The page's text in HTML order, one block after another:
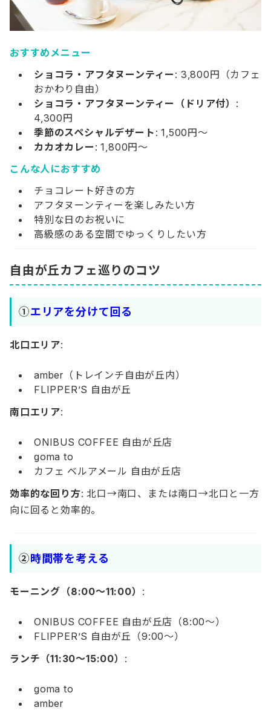
おすすめメニュー
ショコラ・アフタヌーンティー : 3,800円（カフェ
おかわり自由）
ショコラ・アフタヌーンティー（ドリア付） :
4,300円
季節のスペシャルデザート : 1,500円～
カカオカレー : 1,800円～
こんな人におすすめ
チョコレート好きの方
アフタヌーンティーを楽しみたい方
特別な日のお祝いに
高級感のある空間でゆっくりしたい方
自由が丘カフェ巡りのコツ
①エリアを分けて回る
北口エリア:
amber（トレインチ自由が丘内）
FLIPPER’S 自由が丘
南口エリア:
ONIBUS COFFEE 自由が丘店
goma to
カフェ ベルアメール 自由が丘店
効率的な回り方: 北口→南口、または南口→北口と一方
向に回ると効率的。
②時間帯を考える
モーニング（8:00～11:00） :
ONIBUS COFFEE 自由が丘店（8:00～）
FLIPPER’S 自由が丘（9:00～）
ランチ（11:30～15:00） :
goma to
amber